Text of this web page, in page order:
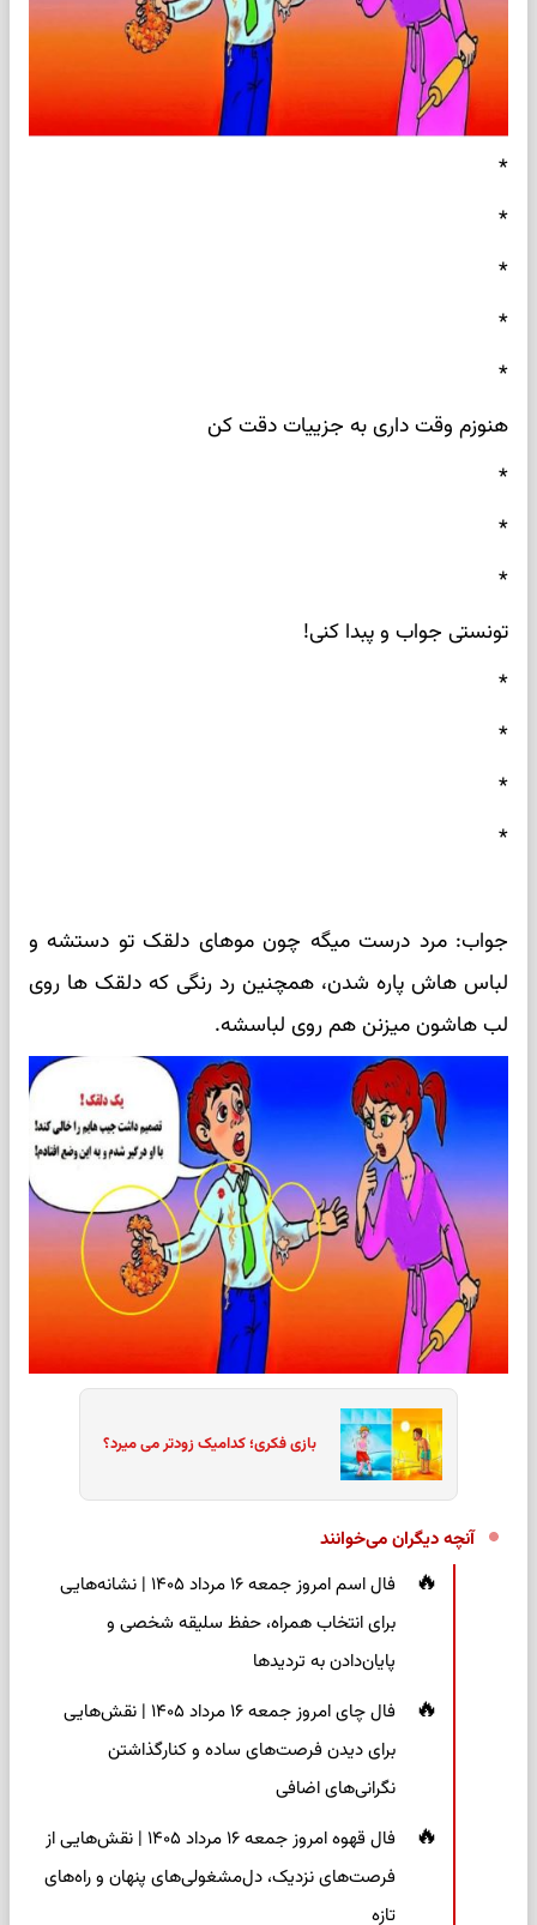
*
*
*
*
*
هنوزم وقت داری به جزییات دقت کن
*
*
*
تونستی جواب و پبدا کنی!
*
*
*
*
جواب: مرد درست میگه چون موهای دلقک تو دستشه و
لباس هاش پاره شدن، همچنین رد رنگی که دلقک ها روی
لب هاشون میزنن هم روی لباسشه.
بازی فکری؛ کدامیک زودتر می میرد؟
آنچه دیگران می‌خوانند
فال اسم امروز جمعه ۱۶ مرداد ۱۴۰۵ | نشانه‌هایی
برای انتخاب همراه، حفظ سلیقه شخصی و
پایان‌دادن به تردیدها
فال چای امروز جمعه ۱۶ مرداد ۱۴۰۵ | نقش‌هایی
برای دیدن فرصت‌های ساده و کنارگذاشتن
نگرانی‌های اضافی
فال قهوه امروز جمعه ۱۶ مرداد ۱۴۰۵ | نقش‌هایی از
فرصت‌های نزدیک، دل‌مشغولی‌های پنهان و راه‌های
تازه